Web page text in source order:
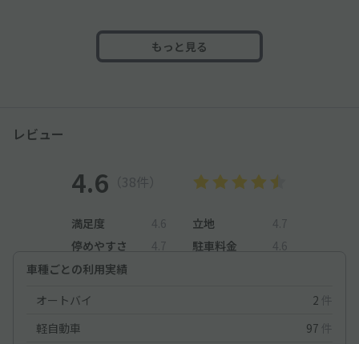
もっと見る
レビュー
4.6 （38件）
満足度 4.6 立地
4.7
停めやすさ
4.7 駐車料金
4.6
車種ごとの利用実績
オートバイ
2 件
軽自動車
97 件